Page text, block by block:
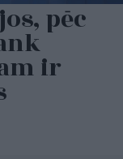
pēc
ir